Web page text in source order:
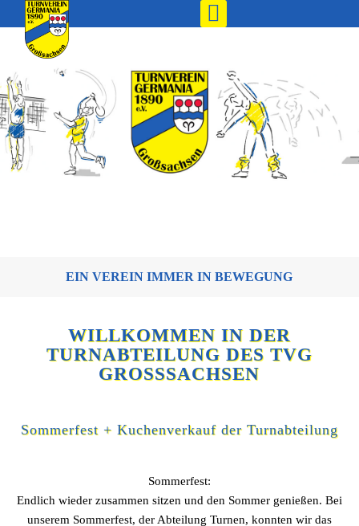
EIN VEREIN IMMER IN BEWEGUNG
WILLKOMMEN IN DER
TURNABTEILUNG DES TVG
GROSSSACHSEN
Sommerfest + Kuchenverkauf der Turnabteilung
Sommerfest:
Endlich wieder zusammen sitzen und den Sommer genießen. Bei
unserem Sommerfest, der Abteilung Turnen, konnten wir das